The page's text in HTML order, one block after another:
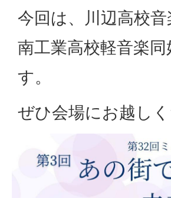
今回は、川辺高校
南工業高校軽音楽
す。
ぜひ会場にお越しく